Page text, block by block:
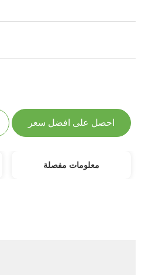
احصل على افضل سعر
معلومات مفصلة